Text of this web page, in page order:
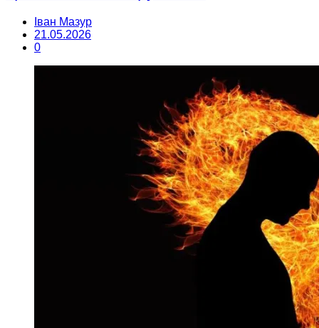
Іван Мазур
21.05.2026
0